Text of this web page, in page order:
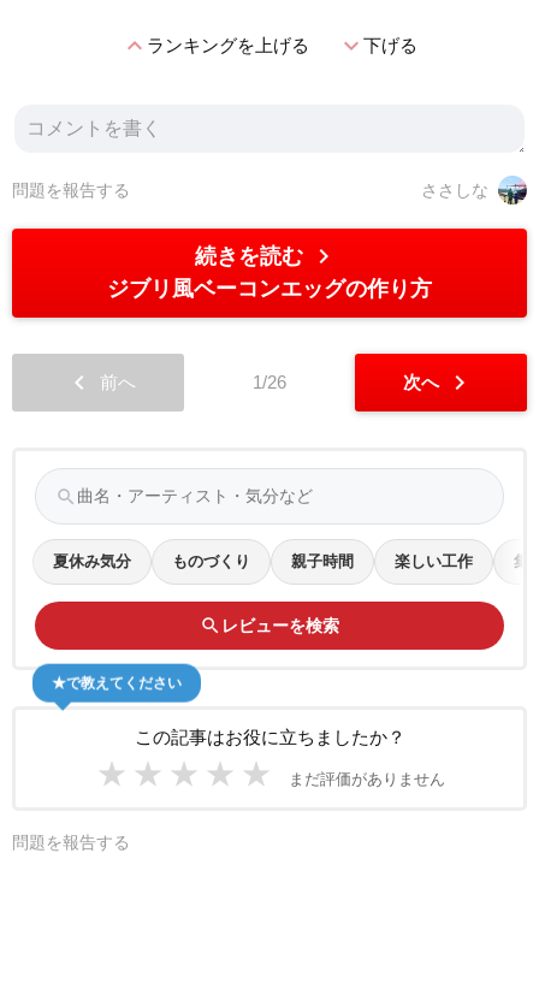
expand_lessランキングを上げる expand_more下げる
ささしな
問題を報告する
続きを読む chevron_right
ジブリ風ベーコンエッグの作り方
chevron_left 前へ 1/26 次へ chevron_right
search
夏休み気分 ものづくり 親子時間 楽しい工作 集
search レビューを検索
この記事はお役に立ちましたか？
★ ★ ★ ★ ★ まだ評価がありません
★で教えてください
問題を報告する